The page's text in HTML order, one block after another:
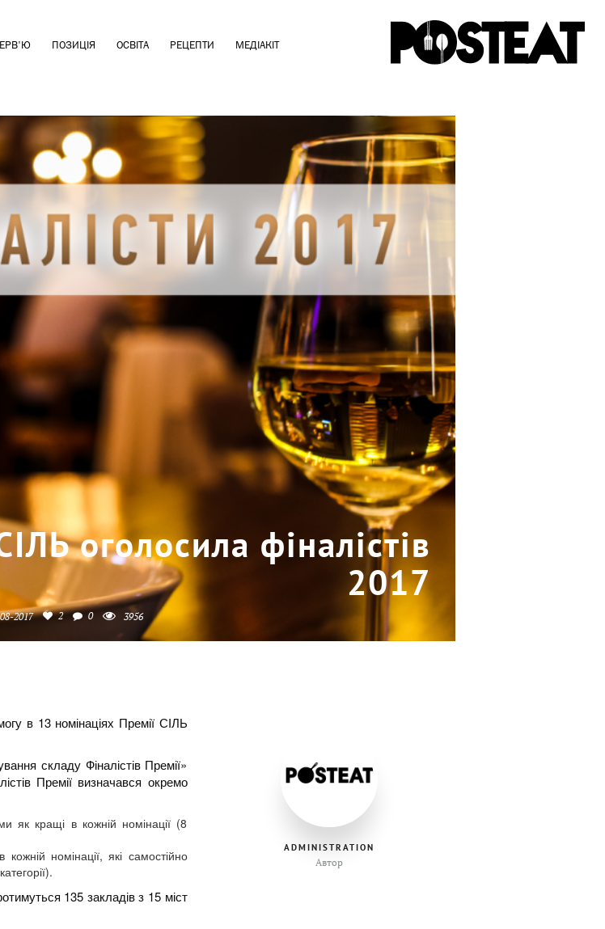
ПОЗИЦІЯ ОСВІТА РЕЦЕПТИ МЕДІАКІТ
оголосила фіналістів
2017
2017 2 0 3956
в 13 номінаціях Премії СІЛЬ
складу Фіналістів Премії»
Премії визначався окремо
як кращі в кожній номінації (8
номінації, які самостійно
135 закладів з 15 міст
ADMINISTRATION
Автор